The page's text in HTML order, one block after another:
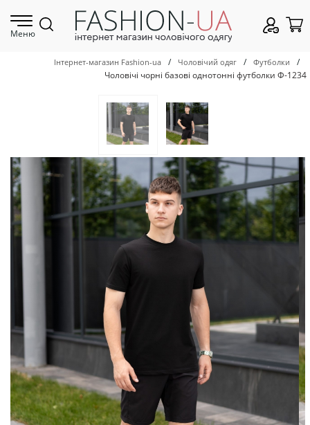
Меню
Інтернет-магазин Fashion-ua / Чоловічий одяг / Футболки
/
Чоловічі чорні базові однотонні футболки Ф-1234